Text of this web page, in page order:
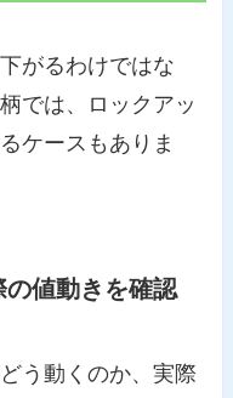
がるわけではな
では、ロックアッ
ケースもありま
の値動きを確認
う動くのか、実際